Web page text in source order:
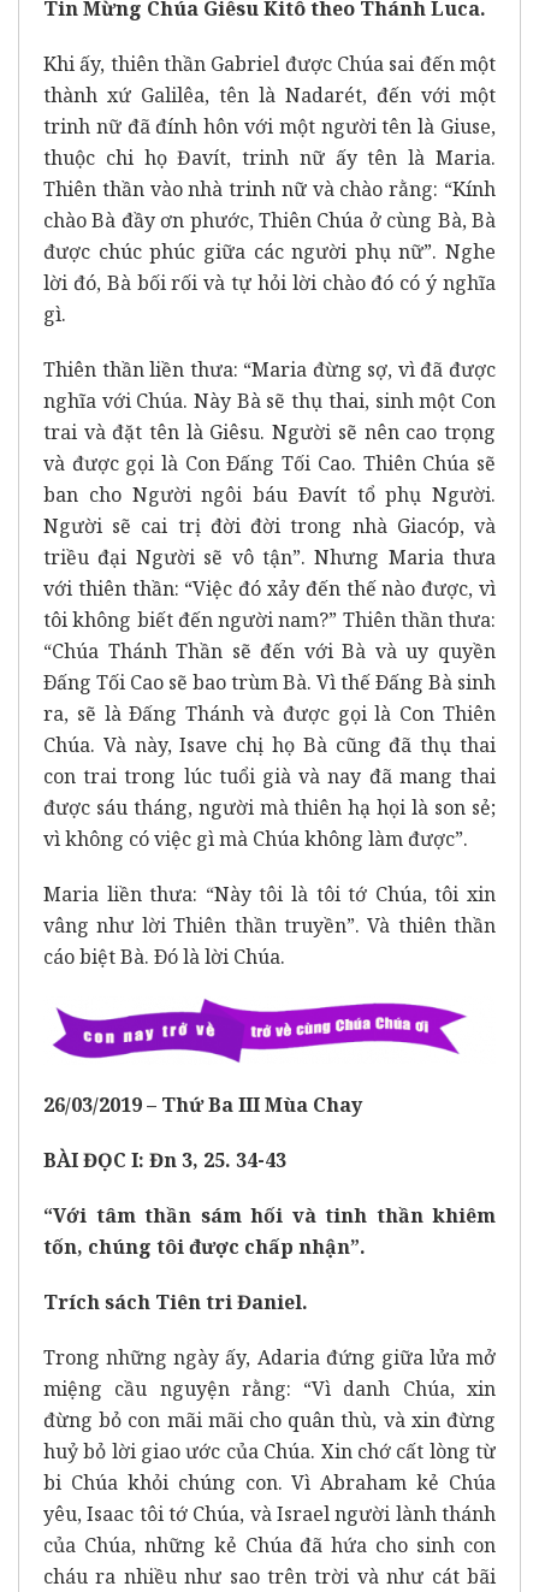
Tin Mừng Chúa Giêsu Kitô theo Thánh Luca.
Khi ấy, thiên thần Gabriel được Chúa sai đến một
thành xứ Galilêa, tên là Nadarét, đến với một
trinh nữ đã đính hôn với một người tên là Giuse,
thuộc chi họ Đavít, trinh nữ ấy tên là Maria.
Thiên thần vào nhà trinh nữ và chào rằng: “Kính
chào Bà đầy ơn phước, Thiên Chúa ở cùng Bà, Bà
được chúc phúc giữa các người phụ nữ”. Nghe
lời đó, Bà bối rối và tự hỏi lời chào đó có ý nghĩa
gì.
Thiên thần liền thưa: “Maria đừng sợ, vì đã được
nghĩa với Chúa. Này Bà sẽ thụ thai, sinh một Con
trai và đặt tên là Giêsu. Người sẽ nên cao trọng
và được gọi là Con Ðấng Tối Cao. Thiên Chúa sẽ
ban cho Người ngôi báu Ðavít tổ phụ Người.
Người sẽ cai trị đời đời trong nhà Giacóp, và
triều đại Người sẽ vô tận”. Nhưng Maria thưa
với thiên thần: “Việc đó xảy đến thế nào được, vì
tôi không biết đến người nam?” Thiên thần thưa:
“Chúa Thánh Thần sẽ đến với Bà và uy quyền
Ðấng Tối Cao sẽ bao trùm Bà. Vì thế Ðấng Bà sinh
ra, sẽ là Ðấng Thánh và được gọi là Con Thiên
Chúa. Và này, Isave chị họ Bà cũng đã thụ thai
con trai trong lúc tuổi già và nay đã mang thai
được sáu tháng, người mà thiên hạ họi là son sẻ;
vì không có việc gì mà Chúa không làm được”.
Maria liền thưa: “Này tôi là tôi tớ Chúa, tôi xin
vâng như lời Thiên thần truyền”. Và thiên thần
cáo biệt Bà. Ðó là lời Chúa.
26/03/2019 – ThứBaIIIMùa Chay
BÀI ĐỌC I: Đn 3, 25. 34-43
“Với tâm thần sám hối và tinh thần khiêm
tốn, chúng tôi được chấp nhận”.
Trích sách Tiên tri Đaniel.
Trong những ngày ấy, Adaria đứng giữa lửa mở
miệng cầu nguyện rằng: “Vì danh Chúa, xin
đừng bỏ con mãi mãi cho quân thù, và xin đừng
huỷ bỏ lời giao ước của Chúa. Xin chớ cất lòng từ
bi Chúa khỏi chúng con. Vì Abraham kẻ Chúa
yêu, Isaac tôi tớ Chúa, và Israel người lành thánh
của Chúa, những kẻ Chúa đã hứa cho sinh con
cháu ra nhiều như sao trên trời và như cát bãi